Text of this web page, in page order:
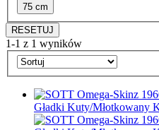
75 cm
RESETUJ
1-1 z 1 wyników